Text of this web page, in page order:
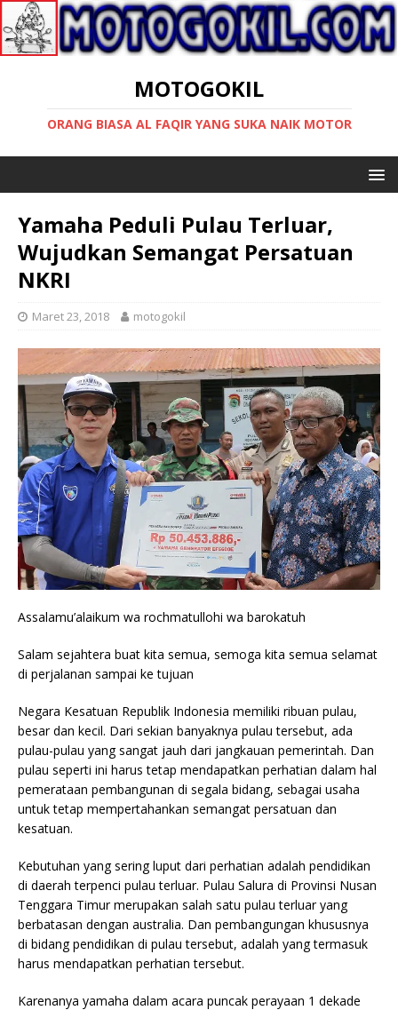
MOTOGOKIL
ORANG BIASA AL FAQIR YANG SUKA NAIK MOTOR
Yamaha Peduli Pulau Terluar,
Wujudkan Semangat Persatuan
NKRI
Maret 23, 2018 motogokil
Assalamu’alaikum wa rochmatullohi wa barokatuh
Salam sejahtera buat kita semua, semoga kita semua selamat
di perjalanan sampai ke tujuan
Negara Kesatuan Republik Indonesia memiliki ribuan pulau,
besar dan kecil. Dari sekian banyaknya pulau tersebut, ada
pulau-pulau yang sangat jauh dari jangkauan pemerintah. Dan
pulau seperti ini harus tetap mendapatkan perhatian dalam hal
pemerataan pembangunan di segala bidang, sebagai usaha
untuk tetap mempertahankan semangat persatuan dan
kesatuan.
Kebutuhan yang sering luput dari perhatian adalah pendidikan
di daerah terpenci pulau terluar. Pulau Salura di Provinsi Nusan
Tenggara Timur merupakan salah satu pulau terluar yang
berbatasan dengan australia. Dan pembangungan khususnya
di bidang pendidikan di pulau tersebut, adalah yang termasuk
harus mendapatkan perhatian tersebut.
Karenanya yamaha dalam acara puncak perayaan 1 dekade